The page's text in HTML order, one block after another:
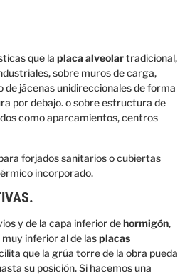
que la placa alveolartradicional,
sobre muros de carga,
jácenas unidireccionales de forma
por debajo. o sobre estructura de
como aparcamientos, centros
forjados sanitarios o cubiertas
incorporado.
y de la capa inferior dehormigón,
inferior al de lasplacas
que la grúa torre de la obra pueda
su posición. Si hacemos una